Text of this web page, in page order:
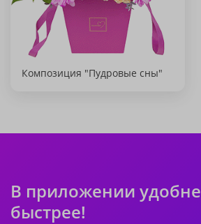
Композиция "Пудровые сны"
В приложении
быстрее!